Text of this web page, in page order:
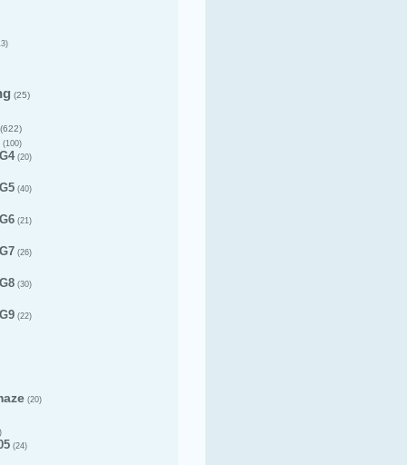
(25)
(622)
(100)
(20)
(40)
(21)
(26)
(30)
(22)
(20)
(24)